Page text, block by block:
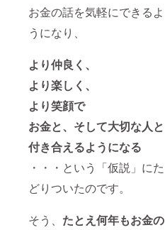
お金の話を気軽にできるよ
うになり、
より仲良く、
より楽しく、
より笑顔で
お金と、そして大切な人と
付き合えるようになる
・・・という「仮説」にた
どりついたのです。
そう、 たとえ何年もお金の